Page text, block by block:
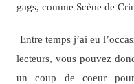
gags, comme Scène de
Entre temps j’ai eu
lecteurs, vous pouvez
un coup de coeur